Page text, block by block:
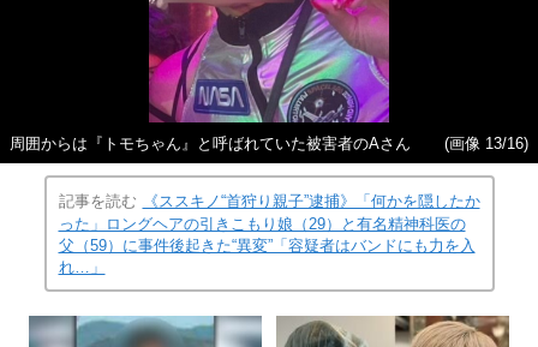
周囲からは『トモちゃん』と呼ばれていた被害者のAさん (画像 13/16)
記事を読む
《ススキノ“首狩り親子”逮捕》「何かを隠したか
った」ロングヘアの引きこもり娘（29）と有名精神科医の
父（59）に事件後起きた“異変”「容疑者はバンドにも力を入
れ…」